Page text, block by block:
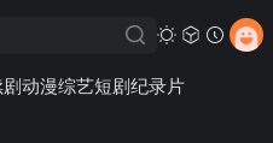
动漫综艺短剧纪录片